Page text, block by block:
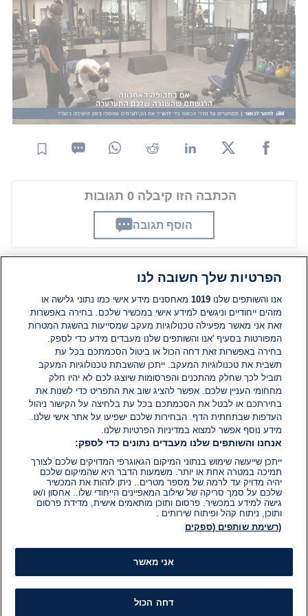
ארנולד שוורצנגר, סללה את הדרך להפקות המשך
מצליחות שיצר ינקלביץ', ובהן "גוף בעיצוב". בזכות
תרומתו העצומה לענף, הוא אף נכלל בשנת 2007
ב"היכל התהילה הלאומי של הכושר" בארצות הברית.
ינקלוביץ' המשיך להנחיל את תרבות הספורט גם בשנים
האחרונות, כאשר העביר שיעורי כושר בזום במהלך
מגפת הקורונה ולאחריה.
הכתבה הזו קיבלה 0 תגובות
הוסף תגובה
תגובות
אין עדיין תגובות. היה הראשון להגיב
הוסף תגובה
הפרטיות שלך חשובה לנו
אנו והשותפים שלנו1019 מאחסנים מידע אישי כמו נתוני גלישה או
מזהים ייחודיים וניגשים למידע אישי במכשיר שלכם. בחירה באפשרות
זאת אני מאשר מפעילה טכנולוגיות מעקב שמסייעות בהשגת המטרות
המפורטות בסעיף 'אנו והשותפים שלנו מעבדים מידע כדי לספק.
בחירה באפשרות זאת דחה הכול או ביטול הסכמתכם בכל עת
תשבית את טכנולוגיות המעקב. ייתכן שהשבתת טכנולוגיות המעקב
תוביל לכך שחלק מהתכנים והפרסומות שיוצגו לכם לא יהיו חלק
מחחומי העניין שלכם. אפשר להציג שוב את התפריט כדי לשנות את
בחירתכם או לבטל את הסכמתכם בכל עת בלחיצה על הקישור ניהול
העדפות שבתחתית הדף. הבחירות שלכם ישפיעו על אתר אישי שלנו.
מידע נוסף אפשר למצוא במדיניות הפרטיות שלנו.
אנחנו והשותפים שלנו מעבדים נתונים כדי לספק:
ייתכן שייעשה שימוש בנתוני המיקום הגאוגרפי המדויקים שלכם לצורך
תמיכה במטרה אחת או יותר. משמעות הדבר היא שהמיקום שלכם
יהיה מדויק עד לרמה של מספר מטרים.. ניתן לזהות את המכשיר
שלכם על סמך סריקה של שילוב המאפיינים הייחודי שלו.. אחסון ו/או
גישה למידע במכשיר. פרסום ותוכן מותאמים אישית, מדידת פרסום
ותוכן, ניתוח קהל ופיתוח שירותים .
(רשימת שותפים (ספקים
אני מאשר
דחה הכול